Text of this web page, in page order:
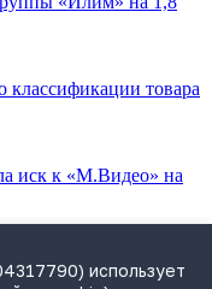
классификации товара
иск к «М.Видео» на
управленияиспользует